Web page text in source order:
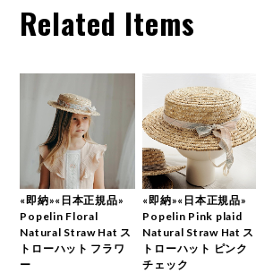
Related Items
«即納»«日本正規品»
Popelin Floral
Natural Straw Hat ス
トローハット フラワ
ー
«即納»«日本正規品»
Popelin Pink plaid
Natural Straw Hat ス
トローハット ピンク
チェック